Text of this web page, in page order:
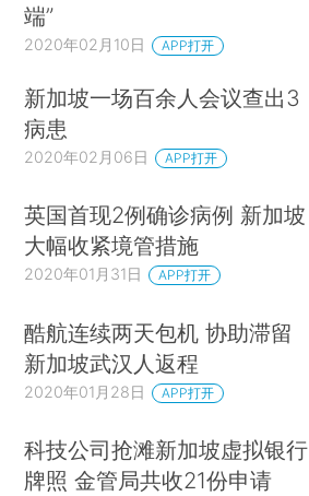
端”
2020年02月10日 APP打开
新加坡一场百余人会议查出3
病患
2020年02月06日 APP打开
英国首现2例确诊病例 新加坡
大幅收紧境管措施
2020年01月31日 APP打开
酷航连续两天包机 协助滞留
新加坡武汉人返程
2020年01月28日 APP打开
科技公司抢滩新加坡虚拟银行
牌照 金管局共收21份申请